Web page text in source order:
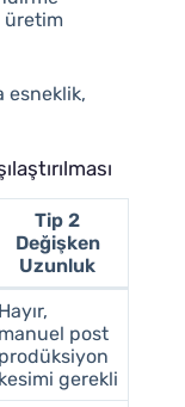
üretim
esneklik,
Tip 2
Değişken
Uzunluk
Hayır,
manuel post
prodüksiyon
kesimi gerekli